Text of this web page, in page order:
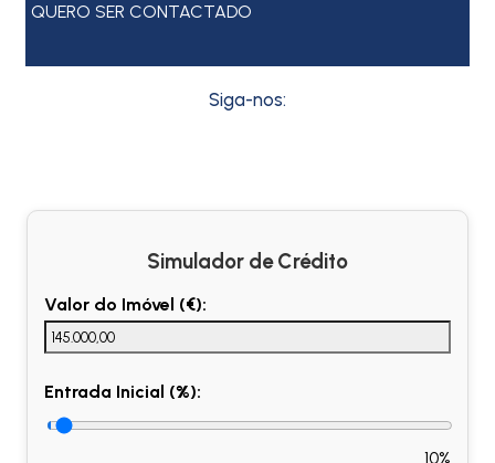
QUERO SER CONTACTADO
Siga-nos:
Simulador de Crédito
Valor do Imóvel (€):
Entrada Inicial (%):
10%